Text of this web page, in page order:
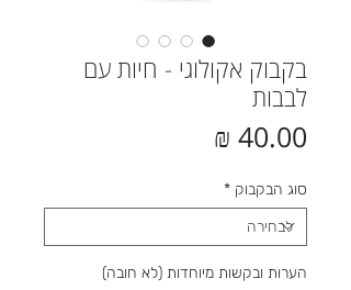
בקבוק אקולוגי - חיות עם
לבבות
סוג הבקבוק *
הערות ובקשות מיוחדות (לא חובה)